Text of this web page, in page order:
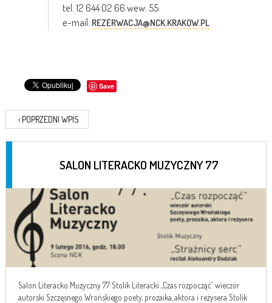
tel. 12 644 02 66 wew. 55
e-mail: REZERWACJA@NCK.KRAKOW.PL
Save
‹ POPRZEDNI WPIS
SALON LITERACKO MUZYCZNY 77
Salon Literacko Muzyczny 77 Stolik Literacki „Czas rozpocząć” wieczór
autorski Szczęsnego Wrońskiego poety, prozaika, aktora i reżysera Stolik